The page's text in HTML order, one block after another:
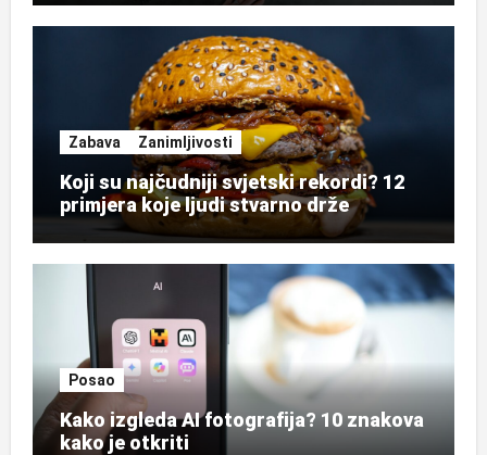
Zabava Zanimljivosti
Koji su najčudniji svjetski rekordi? 12
primjera koje ljudi stvarno drže
Posao
Kako izgleda AI fotografija? 10 znakova
kako je otkriti